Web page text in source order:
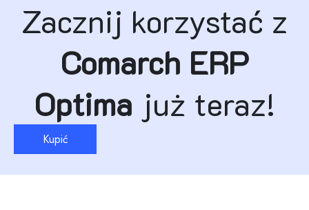
Zacznij korzystać z
Comarch ERP
Optima już teraz!
Kupić